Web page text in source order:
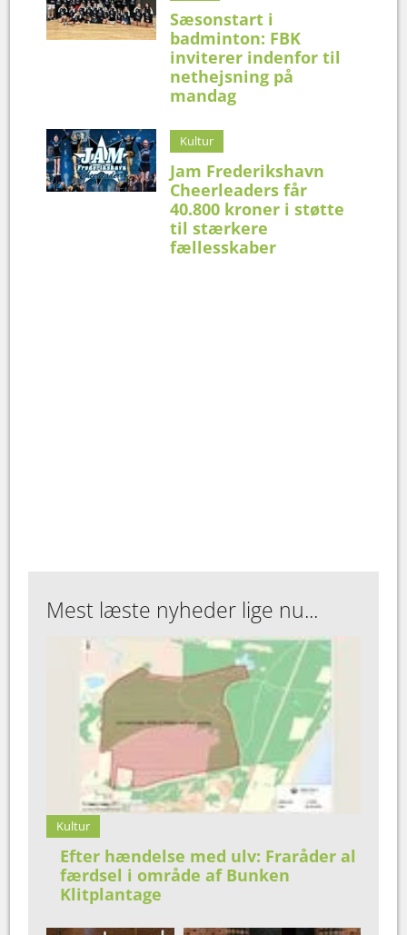
Sæsonstart i
badminton: FBK
inviterer indenfor til
nethejsning på
mandag
Kultur
Jam Frederikshavn
Cheerleaders får
40.800 kroner i støtte
til stærkere
fællesskaber
Mest læste nyheder lige nu...
Kultur
Efter hændelse med ulv: Fraråder al
færdsel i område af Bunken
Klitplantage